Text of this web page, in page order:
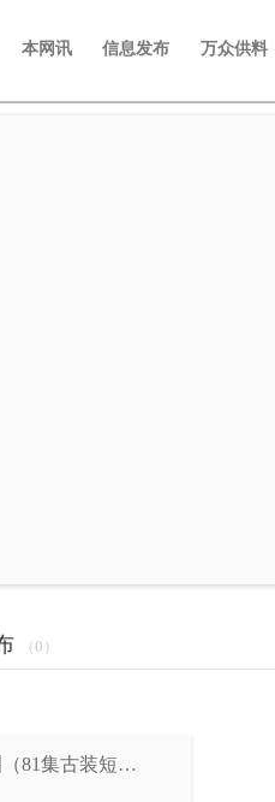
本网讯 信息发布 万众供料
（0）
（81集古装短